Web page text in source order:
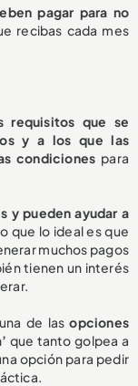
pagar para no
recibas cada mes
requisitos que se
y a los que las
condiciones para
y pueden ayudar a
que lo ideal es que
muchos pagos
tienen un interés
de las opciones
que tanto golpea a
opción para pedir